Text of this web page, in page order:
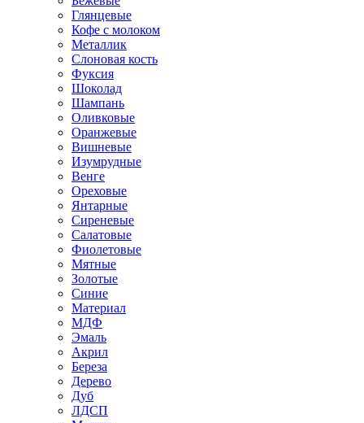
Глянцевые
Кофе с молоком
Металлик
Слоновая кость
Фуксия
Шоколад
Шампань
Оливковые
Оранжевые
Вишневые
Изумрудные
Венге
Ореховые
Янтарные
Сиреневые
Салатовые
Фиолетовые
Мятные
Золотые
Синие
Материал
МДФ
Эмаль
Акрил
Береза
Дерево
Дуб
ЛДСП